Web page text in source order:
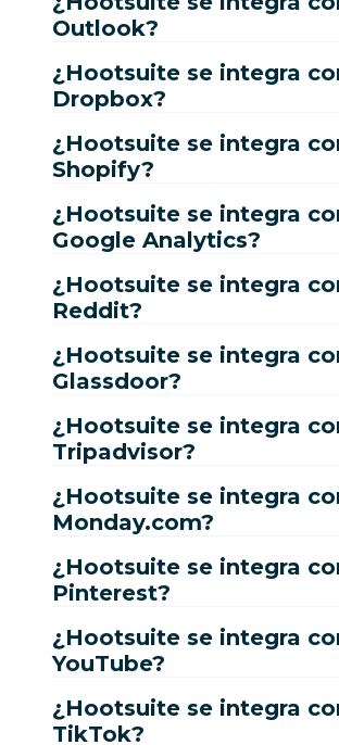
Outlook?
¿Hootsuite se integra
Dropbox?
¿Hootsuite se integra
Shopify?
¿Hootsuite se integra
Google Analytics?
¿Hootsuite se integra
Reddit?
¿Hootsuite se integra
Glassdoor?
¿Hootsuite se integra
Tripadvisor?
¿Hootsuite se integra
Monday.com?
¿Hootsuite se integra
Pinterest?
¿Hootsuite se integra
YouTube?
¿Hootsuite se integra
TikTok?